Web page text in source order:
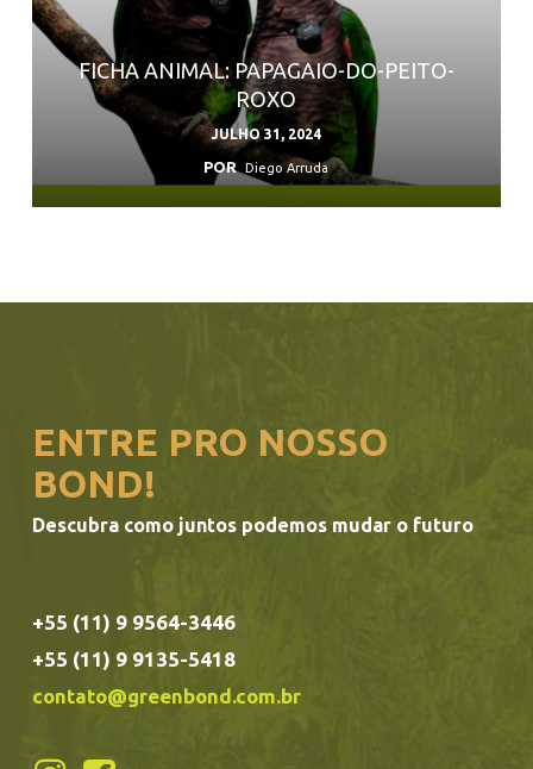
FICHA ANIMAL: PAPAGAIO-DO-PEITO-
ROXO
JULHO 31, 2024
POR Diego Arruda
ENTRE PRO NOSSO
BOND!
Descubra como juntos podemos mudar o futuro
+55 (11) 9 9564-3446
+55 (11) 9 9135-5418
contato@greenbond.com.br